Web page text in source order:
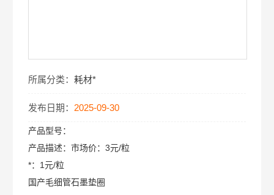
所属分类：耗材*
发布日期： 2025-09-30
产品型号：
产品描述：市场价：3元/粒
*：1元/粒
国产毛细管石墨垫圈